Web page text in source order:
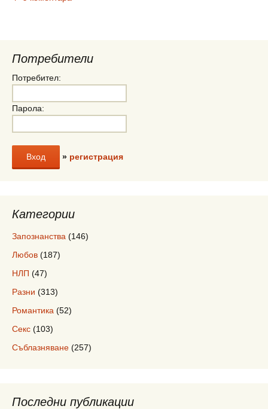
Потребители
Потребител:
Парола:
» регистрация
Категории
Запознанства (146)
Любов (187)
НЛП (47)
Разни (313)
Романтика (52)
Секс (103)
Съблазняване (257)
Последни публикации